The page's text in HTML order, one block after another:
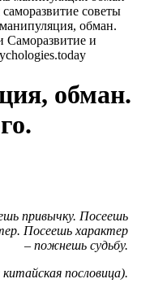
обман.
привычку. Посеешь
Посеешь характер
– пожнешь судьбу.
китайская пословица).